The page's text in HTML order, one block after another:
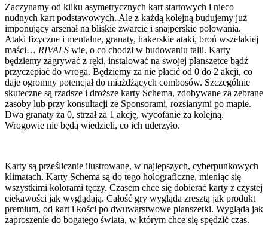
Zaczynamy od kilku asymetrycznych kart startowych i nieco
nudnych kart podstawowych. Ale z każdą kolejną budujemy już
imponujący arsenał na bliskie zwarcie i snajperskie polowania.
Ataki fizyczne i mentalne, granaty, hakerskie ataki, broń wszelakiej
maści… RIVALS wie, o co chodzi w budowaniu talii. Karty
będziemy zagrywać z ręki, instalować na swojej planszetce bądź
przyczepiać do wroga. Będziemy za nie płacić od 0 do 2 akcji, co
daje ogromny potencjał do miażdżących combosów. Szczególnie
skuteczne są rzadsze i droższe karty Schema, zdobywane za zebrane
zasoby lub przy konsultacji ze Sponsorami, rozsianymi po mapie.
Dwa granaty za 0, strzał za 1 akcję, wycofanie za kolejną.
Wrogowie nie będą wiedzieli, co ich uderzyło.
Karty są prześlicznie ilustrowane, w najlepszych, cyberpunkowych
klimatach. Karty Schema są do tego holograficzne, mieniąc się
wszystkimi kolorami tęczy. Czasem chce się dobierać karty z czystej
ciekawości jak wyglądają. Całość gry wygląda zresztą jak produkt
premium, od kart i kości po dwuwarstwowe planszetki. Wygląda jak
zaproszenie do bogatego świata, w którym chce się spędzić czas.